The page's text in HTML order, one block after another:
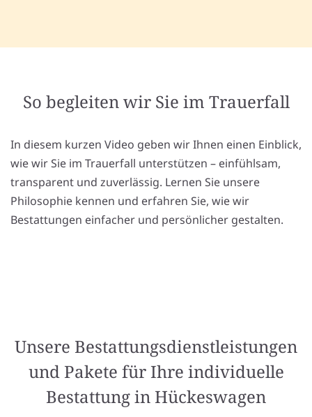
So begleiten wir Sie im Trauerfall
In diesem kurzen Video geben wir Ihnen einen Einblick,
wie wir Sie im Trauerfall unterstützen – einfühlsam,
transparent und zuverlässig. Lernen Sie unsere
Philosophie kennen und erfahren Sie, wie wir
Bestattungen einfacher und persönlicher gestalten.
Unsere Bestattungsdienstleistungen
und Pakete für Ihre individuelle
Bestattung in Hückeswagen